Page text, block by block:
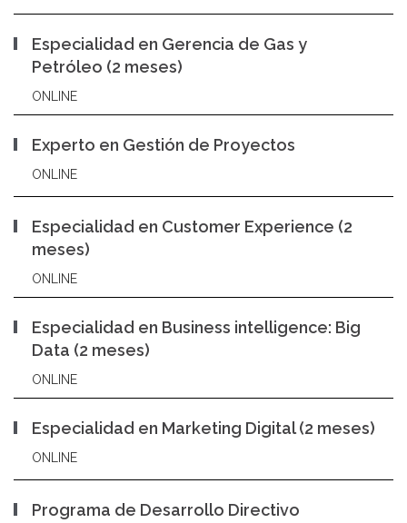
Especialidad en Gerencia de Gas y
Petróleo (2 meses)
ONLINE
Experto en Gestión de Proyectos
ONLINE
Especialidad en Customer Experience (2
meses)
ONLINE
Especialidad en Business intelligence: Big
Data (2 meses)
ONLINE
Especialidad en Marketing Digital (2 meses)
ONLINE
Programa de Desarrollo Directivo